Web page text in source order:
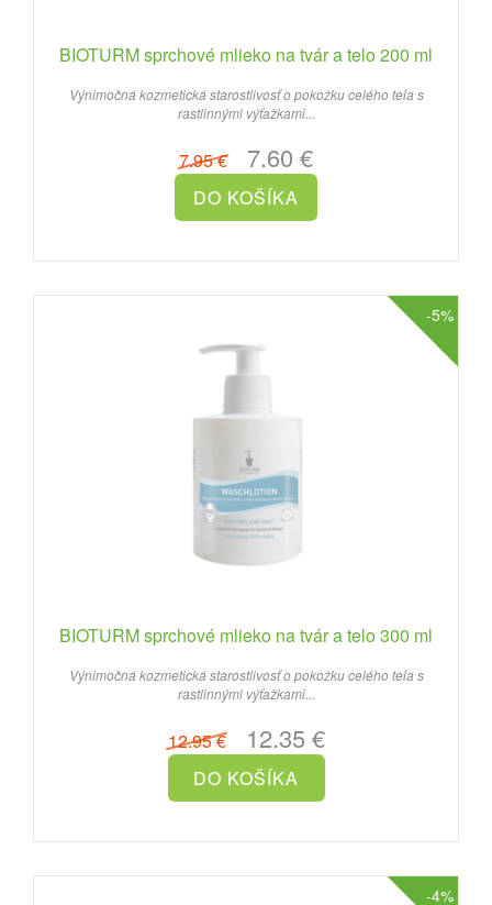
BIOTURM sprchové mlieko na tvár a telo 200 ml
Výnimočná kozmetická starostlivosť o pokožku celého tela s
rastlinnými výťažkami...
7.95 €7.60 €
-5%
BIOTURM sprchové mlieko na tvár a telo 300 ml
Výnimočná kozmetická starostlivosť o pokožku celého tela s
rastlinnými výťažkami...
12.95 €12.35 €
-4%